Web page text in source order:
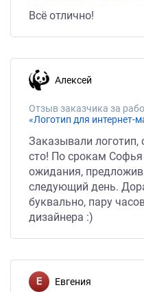
Всё отлично!
Алексей
Отзыв заказчика за
«Логотип для интернет-
Заказывали логотип,
сто! По срокам
ожидания,
следующий день.
буквально, пару
дизайнера :)
Евгения